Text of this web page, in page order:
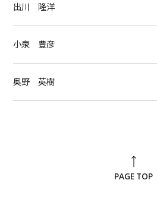
出川 隆洋
小泉 豊彦
奥野 英樹
PAGE TOP